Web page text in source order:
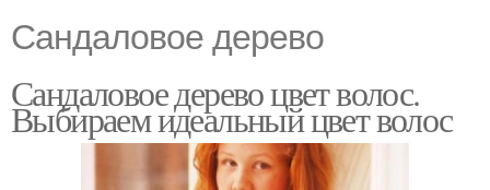
Сандаловое дерево
Сандаловое дерево цвет волос.
Выбираем идеальный цвет волос